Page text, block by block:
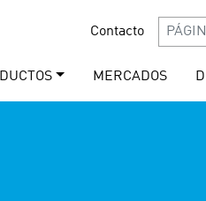
Contacto
MERCADOS